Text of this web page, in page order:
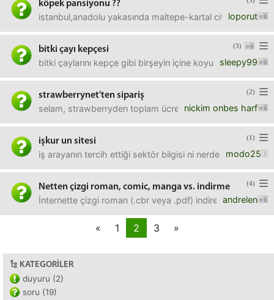
köpek pansiyonu ??
loporut
istanbul,anadolu yakasında maltepe-kartal civarlarında
(3)
bitki çayı kepçesi
sleepy99
bitki çaylarını kepçe gibi birşeyin içine koyup kupanın
(2)
strawberrynet'ten sipariş
nickim onbes harf
selam, strawberryden toplam ücreti 150 lira olan 2 parça
(1)
işkur un sitesi
modo25
iş arayanın tercih ettiği sektör bilgisi ni nerden
(4)
Netten çizgi roman, comic, manga vs. indirme
andrelen
İnternette çizgi roman (.cbr veya .pdf) indirebileceğim
« 1 2 3 »
KATEGORILER
duyuru (2)
soru (19)